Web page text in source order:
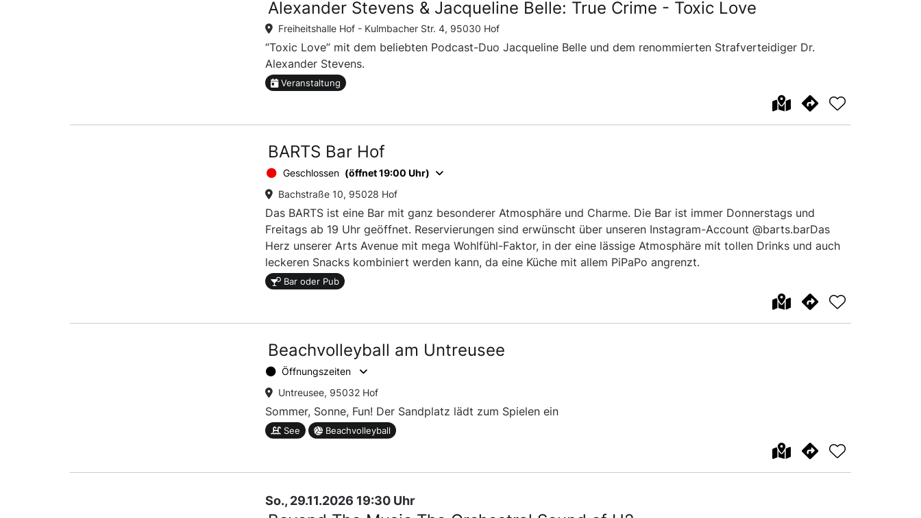
Alexander Stevens & Jacqueline Belle: True Crime - Toxic Love
Freiheitshalle Hof - Kulmbacher Str. 4, 95030 Hof
“Toxic Love” mit dem beliebten Podcast-Duo Jacqueline Belle und dem renommierten Strafverteidiger Dr.
Alexander Stevens.
Veranstaltung
BARTS Bar Hof
Geschlossen (öffnet 19:00 Uhr)
Bachstraße 10, 95028 Hof
Das BARTS ist eine Bar mit ganz besonderer Atmosphäre und Charme. Die Bar ist immer Donnerstags und
Freitags ab 19 Uhr geöffnet. Reservierungen sind erwünscht über unseren Instagram-Account @barts.barDas
Herz unserer Arts Avenue mit mega Wohlfühl-Faktor, in der eine lässige Atmosphäre mit tollen Drinks und auch
leckeren Snacks kombiniert werden kann, da eine Küche mit allem PiPaPo angrenzt.
Bar oder Pub
Beachvolleyball am Untreusee
Öffnungszeiten
Untreusee, 95032 Hof
Sommer, Sonne, Fun! Der Sandplatz lädt zum Spielen ein
See Beachvolleyball
So., 29.11.2026 19:30 Uhr